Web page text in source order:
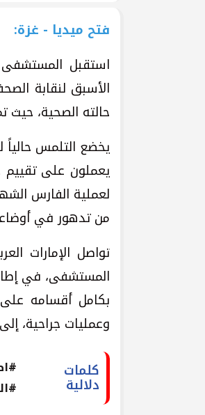
فتح ميديا - غزة:
استقبل المستشفى
الأسبق لنقابة
حالته الصحية، حيث
يخضع التلمس حالياً
يعملون على تقييم
من تدهور في
تواصل الإمارات
المستشفى، في
بكامل أقسامه
وعمليات جراحية،
كلمات
دلالية